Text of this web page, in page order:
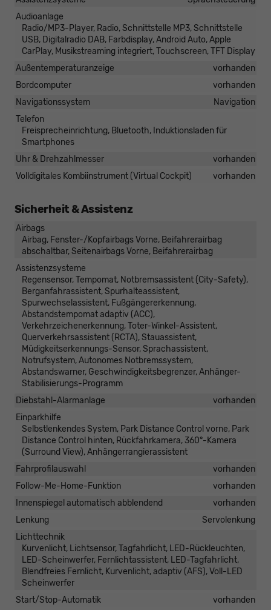
Audioanlage
Radio/MP3-Player, Radio, Schnittstelle MP3, Schnittstelle
USB, Digitalradio DAB, Farbdisplay, Android Auto, Apple
CarPlay, Musikstreaming integriert, Touchscreen, TFT Display
Außentemperaturanzeige
vorhanden
Bordcomputer
vorhanden
Navigationssystem
Navigation
Telefon
Freisprecheinrichtung, Bluetooth, Induktionsladen für
Smartphones
Uhr & Drehzahlmesser
vorhanden
Volldigitales Kombiinstrument (Virtual Cockpit)
vorhanden
Sicherheit & Assistenz
Airbags
Airbag, Fenster-/Kopfairbags Vorne, Beifahrerairbag
abschaltbar, Seitenairbags Vorne, Beifahrerairbag
Assistenzsysteme
Regensensor, Tempomat, Notbremsassistent (City-Safety),
Berganfahrassistent, Spurhalteassistent,
Spurwechselassistent, Fußgängererkennung,
Abstandstempomat adaptiv (ACC),
Verkehrzeichenerkennung, Toter-Winkel-Assistent,
Querverkehrsassistent (RCTA), Stauassistent,
Müdigkeitserkennungs-Sensor, Sprachassistent,
Notrufsystem, Autonomes Notbremssystem,
Abstandswarner, Geschwindigkeitsbegrenzer, Anhänger-
Stabilisierungs-Programm
Diebstahl-Alarmanlage
vorhanden
Einparkhilfe
Selbstlenkendes System, Park Distance Control vorne, Park
Distance Control hinten, Rückfahrkamera, 360°-Kamera
(Surround View), Anhängerrangierassistent
Fahrprofilauswahl
vorhanden
Follow-Me-Home-Funktion
vorhanden
Innenspiegel automatisch abblendend
vorhanden
Lenkung
Servolenkung
Lichttechnik
Kurvenlicht, Lichtsensor, Tagfahrlicht, LED-Rückleuchten,
LED-Scheinwerfer, Fernlichtassistent, LED-Tagfahrlicht,
Blendfreies Fernlicht, Kurvenlicht, adaptiv (AFS), Voll-LED
Scheinwerfer
Start/Stop-Automatik
vorhanden